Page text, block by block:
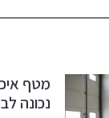
מטף
נכונה